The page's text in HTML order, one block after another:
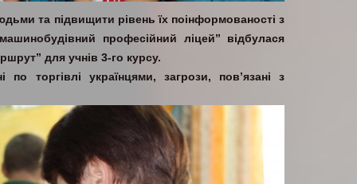
та підвищити рівень їх поінформованості з
професійний ліцей” відбулася
для учнів 3-го курсу.
по торгівлі українцями, загрози, пов’язані з